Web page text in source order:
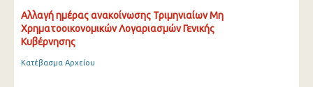
Αλλαγή ημέρας ανακοίνωσης Τριμηνιαίων Μη
Χρηματοοικονομικών Λογαριασμών Γενικής
Κυβέρνησης
Κατέβασμα Αρχείου